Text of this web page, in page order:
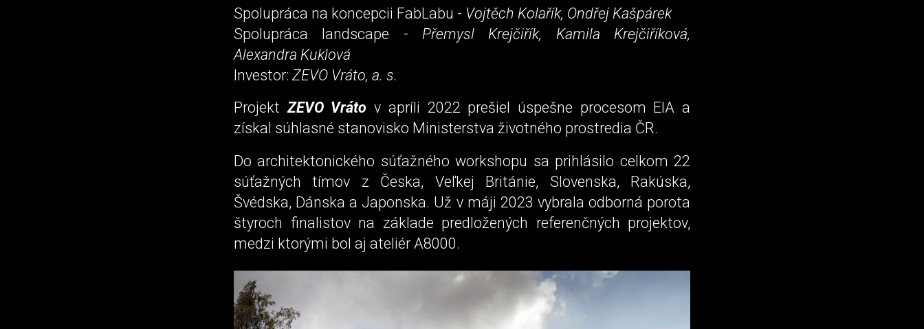
Spolupráca na koncepcii FabLabu - Vojtěch Kolařík, Ondřej Kašpárek
Spolupráca landscape - Přemysl Krejčiřík, Kamila Krejčiříková,
Alexandra Kuklová
Investor:ZEVO Vráto, a. s.
ProjektZEVO Vráto v apríli 2022 prešiel úspešne procesom EIA a
získal súhlasné stanovisko Ministerstva životného prostredia ČR.
Do architektonického súťažného workshopu sa prihlásilo celkom 22
súťažných tímov z Česka, Veľkej Británie, Slovenska, Rakúska,
Švédska, Dánska a Japonska. Už v máji 2023 vybrala odborná porota
štyroch finalistov na základe predložených referenčných projektov,
medzi ktorými bol aj ateliér A8000.